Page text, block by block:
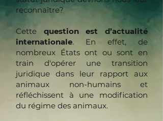
reconnaître?
Cette question est d’actualité
internationale. En effet, de
nombreux États ont ou sont en
train d'opérer une transition
juridique dans leur rapport aux
animaux non-humains et
réfléchissent à une modification
du régime des animaux.